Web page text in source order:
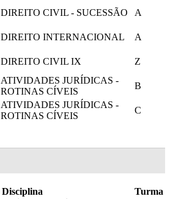
DIREITO CIVIL - SUCESSÃO
A
DIREITO INTERNACIONAL
A
DIREITO CIVIL IX
Z
ATIVIDADES JURÍDICAS -
ROTINAS CÍVEIS
B
ATIVIDADES JURÍDICAS -
ROTINAS CÍVEIS
C
Disciplina
Turma